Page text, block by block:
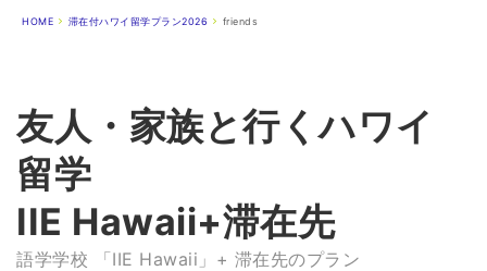
HOME 滞在付ハワイ留学プラン2026 friends
友人・家族と行くハワイ
留学
IIE Hawaii+滞在先
語学学校 「IIE Hawaii」+ 滞在先のプラン